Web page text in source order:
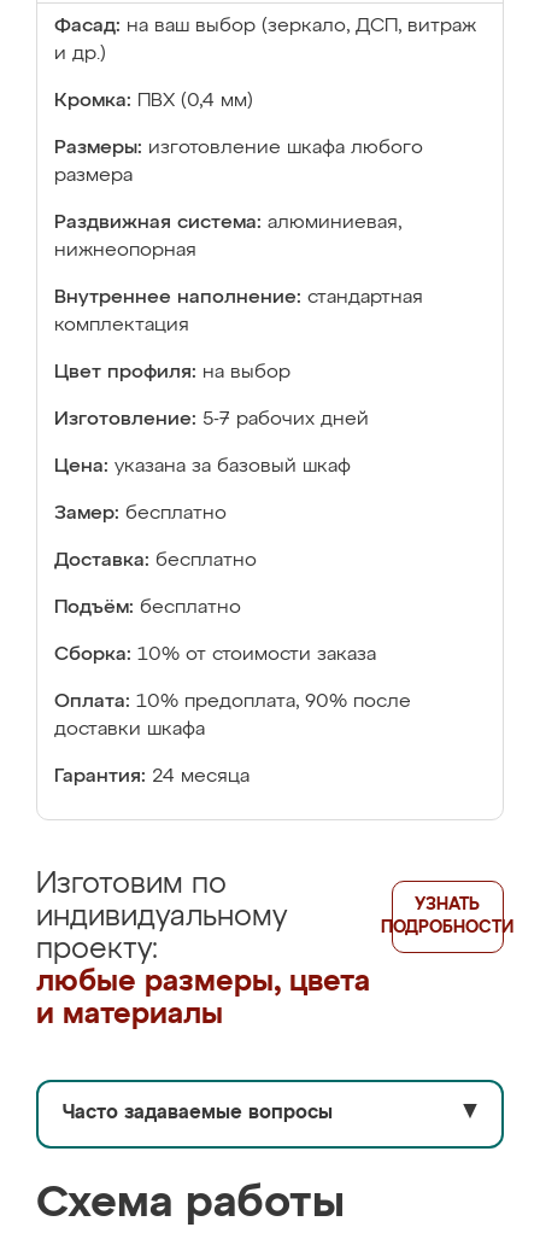
Фасад: на ваш выбор (зеркало, ДСП, витраж
и др.)
Кромка: ПВХ (0,4 мм)
Размеры: изготовление шкафа любого
размера
Раздвижная система: алюминиевая,
нижнеопорная
Внутреннее наполнение: стандартная
комплектация
Цвет профиля: на выбор
Изготовление: 5-7 рабочих дней
Цена: указана за базовый шкаф
Замер: бесплатно
Доставка: бесплатно
Подъём: бесплатно
Сборка: 10% от стоимости заказа
Оплата: 10% предоплата, 90% после
доставки шкафа
Гарантия: 24 месяца
Изготовим по
индивидуальному
проекту:
любые размеры, цвета
и материалы
УЗНАТЬ
ПОДРОБНОСТИ
Часто задаваемые вопросы ▼
Схема работы